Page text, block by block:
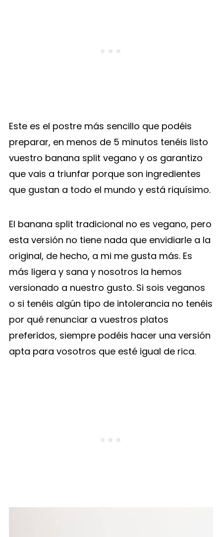
Este es el postre más sencillo que podéis
preparar, en menos de 5 minutos tenéis listo
vuestro banana split vegano y os garantizo
que vais a triunfar porque son ingredientes
que gustan a todo el mundo y está riquísimo.
El banana split tradicional no es vegano, pero
esta versión no tiene nada que envidiarle a la
original, de hecho, a mi me gusta más. Es
más ligera y sana y nosotros la hemos
versionado a nuestro gusto. Si sois veganos
o si tenéis algún tipo de intolerancia no tenéis
por qué renunciar a vuestros platos
preferidos, siempre podéis hacer una versión
apta para vosotros que esté igual de rica.